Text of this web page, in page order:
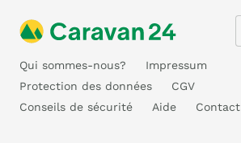
Qui sommes-nous?
Impressum
Protection des données
CGV
Conseils de sécurité
Aide Contact